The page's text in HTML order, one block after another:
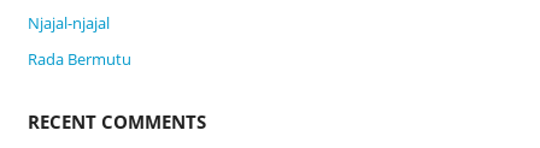
Njajal-njajal
Rada Bermutu
RECENT COMMENTS